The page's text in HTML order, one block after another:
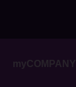
myCOMPANY